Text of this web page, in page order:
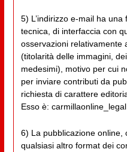
5) L’indirizzo e-mail ha
tecnica, di interfaccia con
osservazioni relativamente
(titolarità delle immagini,
medesimi), motivo per cui
per inviare contributi da
richiesta di carattere
Esso è:
6) La pubblicazione online,
qualsiasi altro format dei